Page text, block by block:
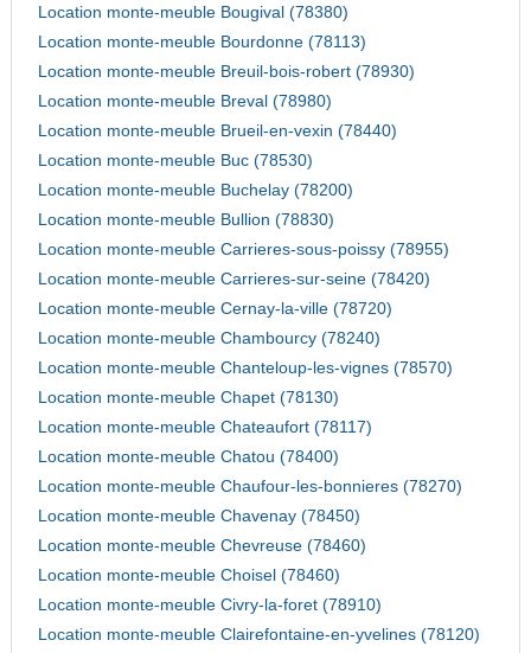
Location monte-meuble Bougival (78380)
Location monte-meuble Bourdonne (78113)
Location monte-meuble Breuil-bois-robert (78930)
Location monte-meuble Breval (78980)
Location monte-meuble Brueil-en-vexin (78440)
Location monte-meuble Buc (78530)
Location monte-meuble Buchelay (78200)
Location monte-meuble Bullion (78830)
Location monte-meuble Carrieres-sous-poissy (78955)
Location monte-meuble Carrieres-sur-seine (78420)
Location monte-meuble Cernay-la-ville (78720)
Location monte-meuble Chambourcy (78240)
Location monte-meuble Chanteloup-les-vignes (78570)
Location monte-meuble Chapet (78130)
Location monte-meuble Chateaufort (78117)
Location monte-meuble Chatou (78400)
Location monte-meuble Chaufour-les-bonnieres (78270)
Location monte-meuble Chavenay (78450)
Location monte-meuble Chevreuse (78460)
Location monte-meuble Choisel (78460)
Location monte-meuble Civry-la-foret (78910)
Location monte-meuble Clairefontaine-en-yvelines (78120)